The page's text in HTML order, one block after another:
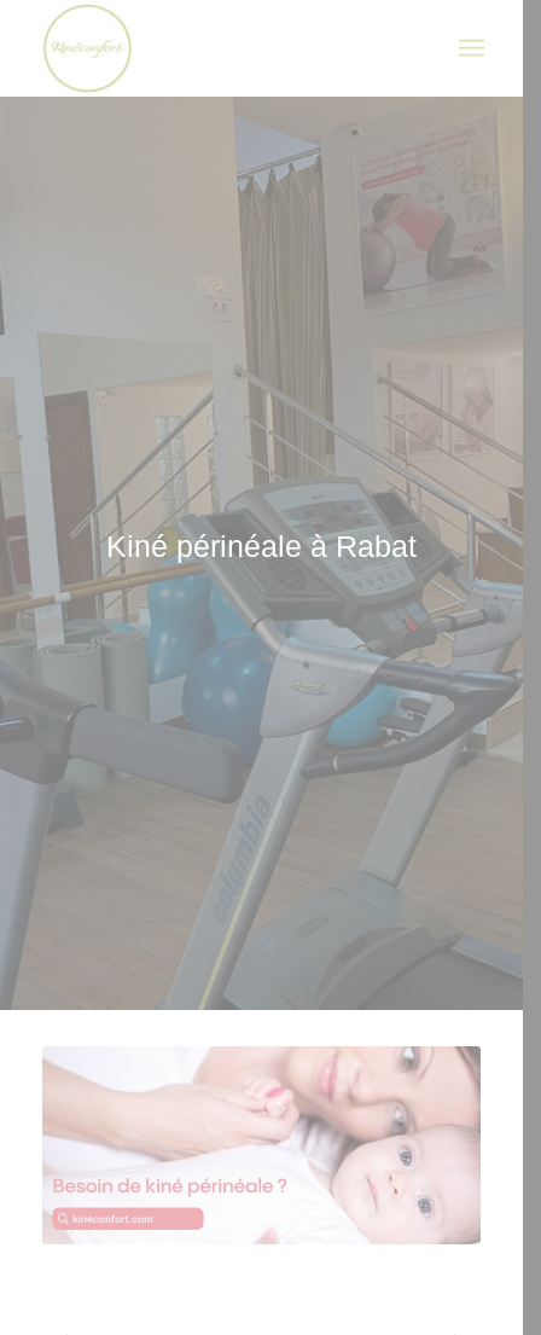
Kiné périnéale à Rabat